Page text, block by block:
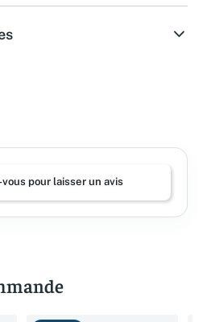
pour laisser un avis